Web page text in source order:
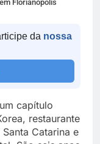
Florianópolis
da nossa
capítulo
restaurante
Catarina e